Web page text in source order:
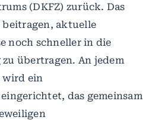
(DKFZ) zurück. Das
beitragen, aktuelle
noch schneller in die
übertragen. An jedem
ein
das gemeinsam